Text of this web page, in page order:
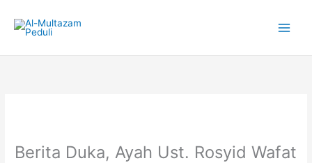
content
Berita Duka, Ayah Ust. Rosyid Wafat